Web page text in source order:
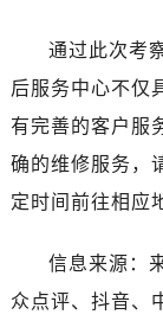
通过此次考
后服务中心不仅
有完善的客户服
确的维修服务，
定时间前往相应
信息来源：
众点评、抖音、